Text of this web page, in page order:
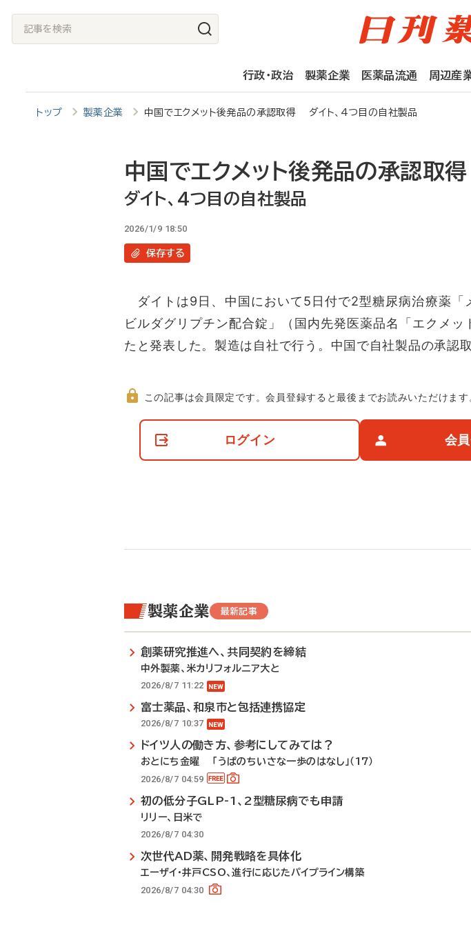
記
事
行政・政治 製薬企業 医薬品流通 周辺産
トップ 製薬企業 中国でエクメット後発品の承認取得 ダイト、4つ目の自社製品
中国でエクメット後発品の承認取得
ダイト、4つ目の自社製品
2026/1/9 18:50
保存する
ダイトは9日、中国において5日付で2型糖尿病治療薬「
ビルダグリプチン配合錠」（国内先発医薬品名「エクメッ
たと発表した。製造は自社で行う。中国で自社製品の承認
て
この記事は会員限定です。会員登録すると最後までお読みいただけます
ログイン 会
製薬企業 最新記事
創薬研究推進へ、共同契約を締結
中外製薬、米カリフォルニア大と
2026/8/7 11:22
富士薬品、和泉市と包括連携協定
2026/8/7 10:37
ドイツ人の働き方、参考にしてみては？
おとにち金曜 「うぱのちいさな一歩のはなし」（17）
2026/8/7 04:59
初の低分子GLP-1、2型糖尿病でも申請
リリー、日米で
2026/8/7 04:30
次世代AD薬、開発戦略を具体化
エーザイ・井戸CSO、進行に応じたパイプライン構築
2026/8/7 04:30